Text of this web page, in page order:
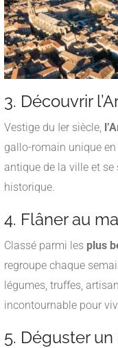
3. Découvrir
Vestige du Ier siècle,
gallo-romain unique
antique de la ville et
historique.
4. Flâner au
Classé parmi les plus
regroupe chaque
légumes, truffes,
incontournable pour
5. Déguster